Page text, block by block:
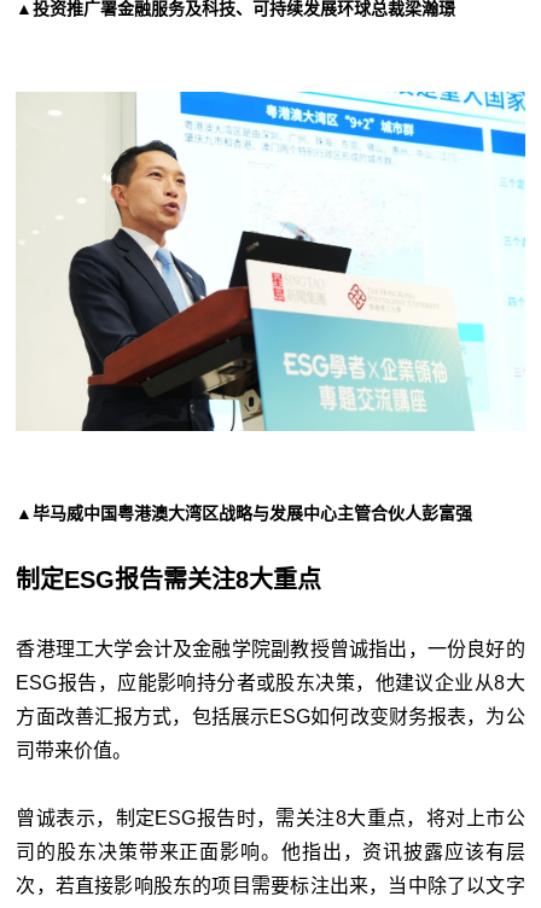
▲投资推广署金融服务及科技、可持续发展环球总裁梁瀚璟
▲毕马威中国粤港澳大湾区战略与发展中心主管合伙人彭富强
制定ESG报告需关注8大重点
香港理工大学会计及金融学院副教授曾诚指出，一份良好的
ESG报告，应能影响持分者或股东决策，他建议企业从8大
方面改善汇报方式，包括展示ESG如何改变财务报表，为公
司带来价值。
曾诚表示，制定ESG报告时，需关注8大重点，将对上市公
司的股东决策带来正面影响。他指出，资讯披露应该有层
次，若直接影响股东的项目需要标注出来，当中除了以文字